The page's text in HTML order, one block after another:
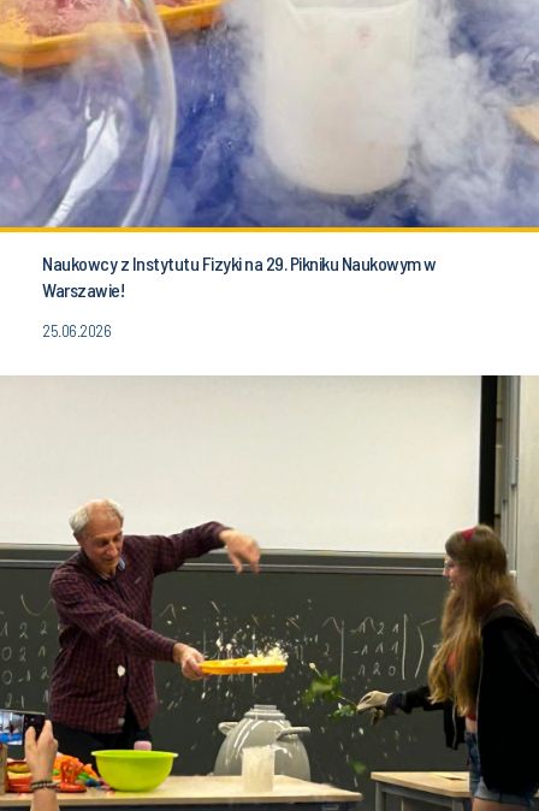
Naukowcy z Instytutu Fizyki na 29. Pikniku Naukowym w
Warszawie!
25.06.2026